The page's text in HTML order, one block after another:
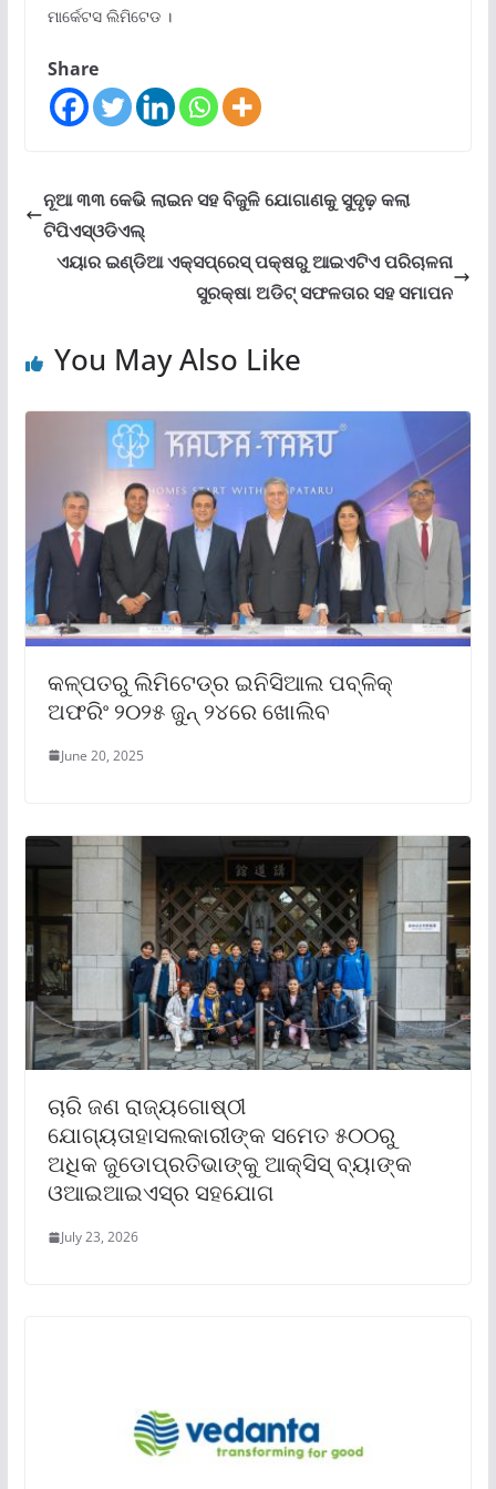
ମାର୍କେଟସ ଲିମିଟେଡ ।
Share
ନୂଆ ୩୩ କେଭି ଲାଇନ ସହ ବିଜୁଳି ଯୋଗାଣକୁ ସୁଦୃଢ଼ କଲା
ଟିପିଏସ୍ଓଡିଏଲ୍
ଏୟାର ଇଣ୍ଡିଆ ଏକ୍ସପ୍ରେସ୍ ପକ୍ଷରୁ ଆଇଏଟିଏ ପରିଚାଳନା
ସୁରକ୍ଷା ଅଡିଟ୍ ସଫଳତାର ସହ ସମାପନ
You May Also Like
କଳ୍ପତରୁ ଲିମିଟେଡ୍‌ର ଇନିସିଆଲ ପବ୍ଳିକ୍
ଅଫରିଂ ୨୦୨୫ ଜୁନ୍ ୨୪ରେ ଖୋଲିବ
June 20, 2025
ଚାରି ଜଣ ରାଜ୍ୟଗୋଷ୍ଠୀ
ଯୋଗ୍ୟତାହାସଲକାରୀଙ୍କ ସମେତ ୫୦୦ରୁ
ଅଧିକ ଜୁଡୋପ୍ରତିଭାଙ୍କୁ ଆକ୍ସିସ୍ ବ୍ୟାଙ୍କ
ଓଆଇଆଇଏସ୍‌ର ସହଯୋଗ
July 23, 2026